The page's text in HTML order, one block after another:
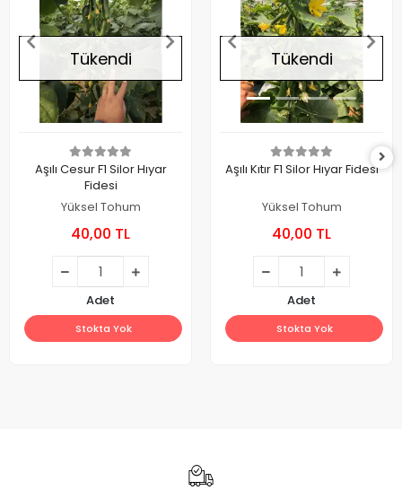
Tükendi
Aşılı Cesur F1 Silor Hıyar
Fidesi
Yüksel Tohum
40,00 TL
Adet
Stokta Yok
Tükendi
Aşılı Kıtır F1 Silor Hıyar Fidesi
Yüksel Tohum
40,00 TL
Adet
Stokta Yok